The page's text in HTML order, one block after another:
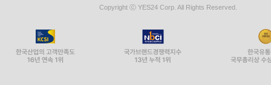
Copyright ⓒ YES24 Corp. All Rights Reserved.